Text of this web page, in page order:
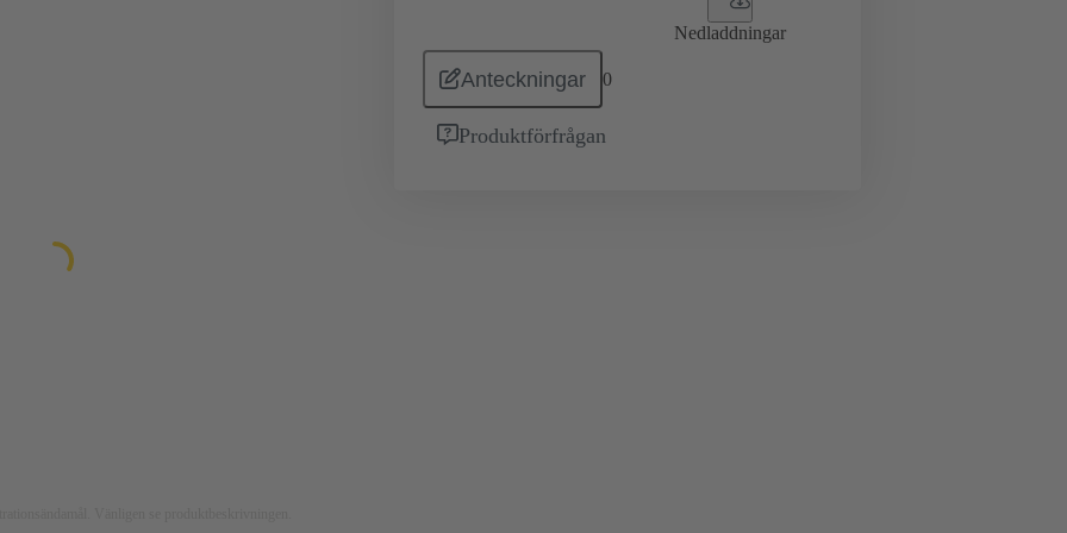
Nedladdningar
Anteckningar 0
Produktförfrågan